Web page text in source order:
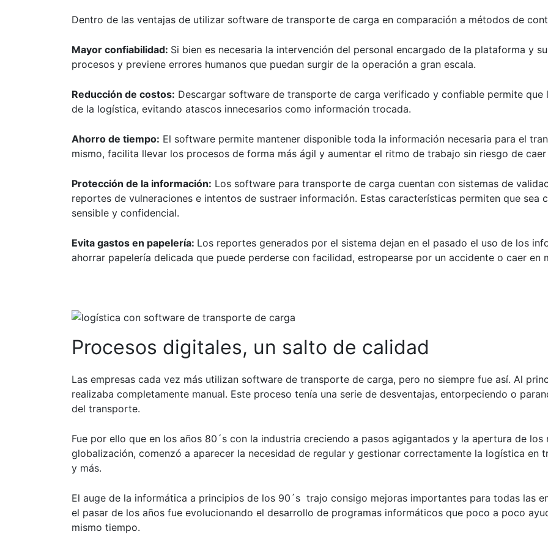
Dentro de las ventajas de utilizar software de transporte de carga en comparación a métodos de
Mayor confiabilidad: Si bien es necesaria la intervención del personal encargado de la plataforma y
procesos y previene errores humanos que puedan surgir de la operación a gran escala.
Reducción de costos: Descargar software de transporte de carga verificado y confiable permite que
de la logística, evitando atascos innecesarios como información trocada.
Ahorro de tiempo: El software permite mantener disponible toda la información necesaria para el
mismo, facilita llevar los procesos de forma más ágil y aumentar el ritmo de trabajo sin riesgo de
Protección de la información: Los software para transporte de carga cuentan con sistemas de
reportes de vulneraciones e intentos de sustraer información. Estas características permiten que sea
sensible y confidencial.
Evita gastos en papelería: Los reportes generados por el sistema dejan en el pasado el uso de los
ahorrar papelería delicada que puede perderse con facilidad, estropearse por un accidente o caer en
Procesos digitales, un salto de calidad
Las empresas cada vez más utilizan software de transporte de carga, pero no siempre fue así. Al
realizaba completamente manual. Este proceso tenía una serie de desventajas, entorpeciendo o
del transporte.
Fue por ello que en los años 80´s con la industria creciendo a pasos agigantados y la apertura de los
globalización, comenzó a aparecer la necesidad de regular y gestionar correctamente la logística en
y más.
El auge de la informática a principios de los 90´s trajo consigo mejoras importantes para todas las
el pasar de los años fue evolucionando el desarrollo de programas informáticos que poco a poco
mismo tiempo.